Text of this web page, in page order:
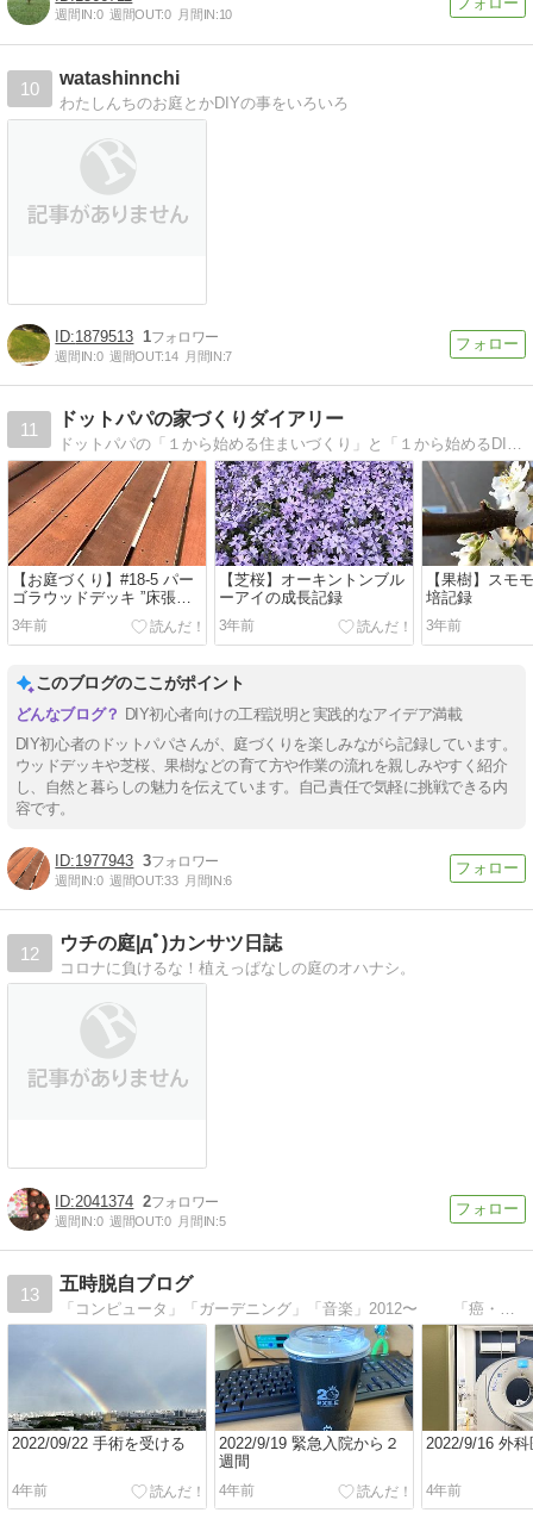
週間IN:0 週間OUT:0 月間IN:10
10
watashinnchi
わたしんちのお庭とかDIYの事をいろいろ
1879513 1
週間IN:0 週間OUT:14 月間IN:7
11
ドットパパの家づくりダイアリー
【お庭づくり】#18-5 パー
ゴラウッドデッキ ”床張り
その１”
3年前
【芝桜】オーキントンブル
ーアイの成長記録
3年前
【果樹】スモ
培記録
3年前
このブログのここがポイント
DIY初心者向けの工程説明と実践的なアイデア満載
DIY初心者のドットパパさんが、庭づくりを楽しみながら記録しています。
ウッドデッキや芝桜、果樹などの育て方や作業の流れを親しみやすく紹介
し、自然と暮らしの魅力を伝えています。自己責任で気軽に挑戦できる内
容です。
1977943 3
週間IN:0 週間OUT:33 月間IN:6
12
ウチの庭|дﾟ)カンサツ日誌
コロナに負けるな！植えっぱなしの庭のオハナシ。
2041374 2
週間IN:0 週間OUT:0 月間IN:5
13
五時脱自ブログ
2022/09/22 手術を受ける
4年前
2022/9/19 緊急入院から２
週間
4年前
2022/9/16 外
4年前